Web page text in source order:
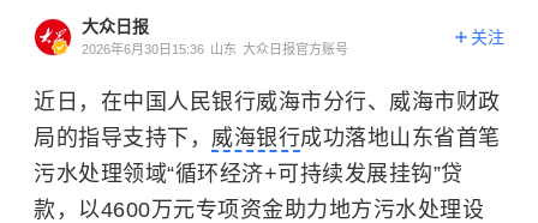
大众日报
2026年6月30日15:36 山东 大众日报官方账号
关注
近日，在中国人民银行威海市分行、威海市财政
局的指导支持下， 威海银行成功落地山东省首笔
污水处理领域“循环经济+可持续发展挂钩”贷
款，以4600万元专项资金助力地方污水处理设